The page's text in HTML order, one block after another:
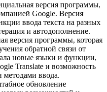
версия программы,
Google. Версия
ввода текста на разных
и автодополнение.
версия программы, которая
обратной связи от
новые языки и функции,
Translate и возможность
ввода.
обновление